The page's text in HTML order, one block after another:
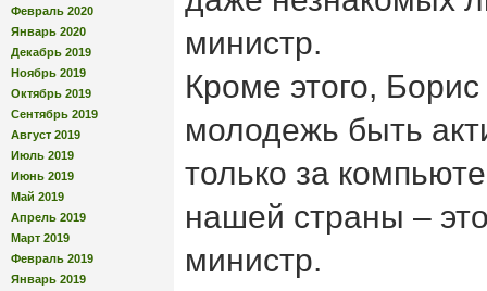
Февраль 2020
Январь 2020
Декабрь 2019
Ноябрь 2019
Октябрь 2019
Сентябрь 2019
Август 2019
Июль 2019
Июнь 2019
Май 2019
Апрель 2019
Март 2019
Февраль 2019
Январь 2019
министр.
Кроме этого,
молодежь быть
только за
нашей страны –
министр.